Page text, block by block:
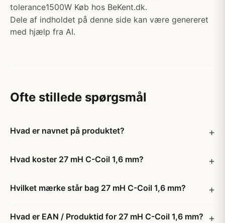
tolerance1500W Køb hos BeKent.dk.
Dele af indholdet på denne side kan være genereret
med hjælp fra AI.
Ofte stillede spørgsmål
Hvad er navnet på produktet?
Hvad koster 27 mH C-Coil 1,6 mm?
Hvilket mærke står bag 27 mH C-Coil 1,6 mm?
Hvad er EAN / Produktid for 27 mH C-Coil 1,6 mm?